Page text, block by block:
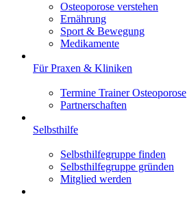
Osteoporose verstehen
Ernährung
Sport & Bewegung
Medikamente
Für Praxen & Kliniken
Termine Trainer Osteoporose
Partnerschaften
Selbsthilfe
Selbsthilfegruppe finden
Selbsthilfegruppe gründen
Mitglied werden